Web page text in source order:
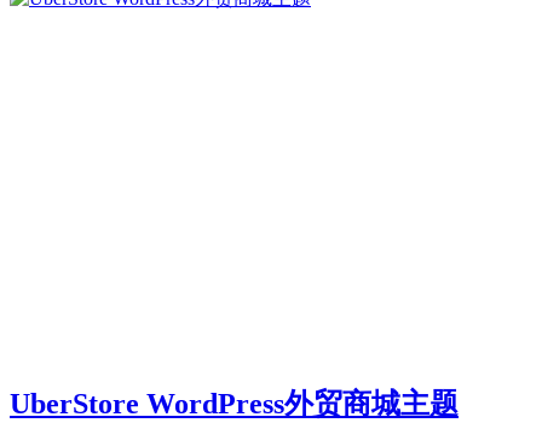
UberStore WordPress外贸商城主题